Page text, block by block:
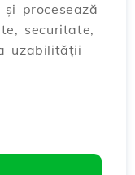
procesează
securitate,
uzabilității